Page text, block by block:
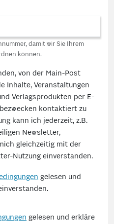
damit wir Sie Ihrem
können.
von der Main-Post
Inhalte, Veranstaltungen
Verlagsprodukten per E-
kontaktiert zu
kann ich jederzeit, z.B.
Newsletter,
gleichzeitig mit der
Nutzung einverstanden.
gelesen und
gelesen und erkläre